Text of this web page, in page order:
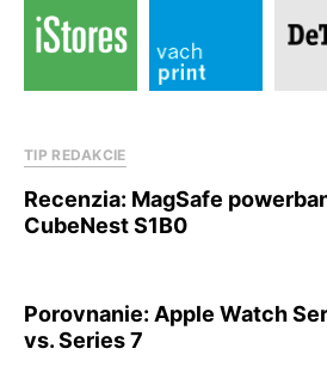
TIP REDAKCIE
Recenzia: MagSafe
CubeNest S1B0
Porovnanie: Apple Watch
vs. Series 7